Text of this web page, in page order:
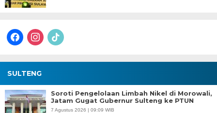
facebookinstagram
tiktok
SULTENG
Soroti Pengelolaan Limbah Nikel di Morowali,
Jatam Gugat Gubernur Sulteng ke PTUN
7 Agustus 2026 | 09:09 WIB